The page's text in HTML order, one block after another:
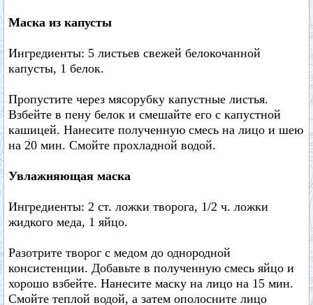
Маска из капусты
Ингредиенты: 5 листьев свежей белокочанной
капусты, 1 белок.
Пропустите через мясорубку капустные листья.
Взбейте в пену белок и смешайте его с капустной
кашицей. Нанесите полученную смесь на лицо и шею
на 20 мин. Смойте прохладной водой.
Увлажняющая маска
Ингредиенты: 2 ст. ложки творога, 1/2 ч. ложки
жидкого меда, 1 яйцо.
Разотрите творог с медом до однородной
консистенции. Добавьте в полученную смесь яйцо и
хорошо взбейте. Нанесите маску на лицо на 15 мин.
Смойте теплой водой, а затем ополосните лицо